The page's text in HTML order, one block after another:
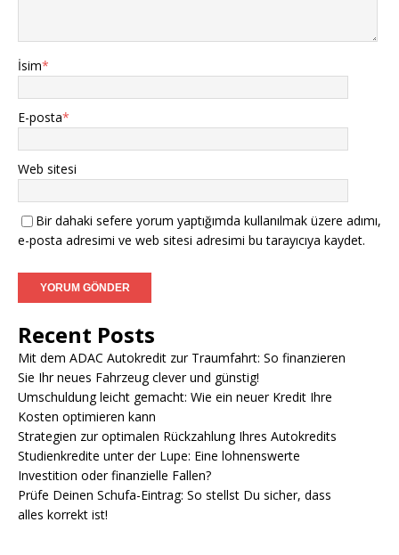
İsim*
E-posta*
Web sitesi
Bir dahaki sefere yorum yaptığımda kullanılmak üzere adımı,
e-posta adresimi ve web sitesi adresimi bu tarayıcıya kaydet.
Recent Posts
Mit dem ADAC Autokredit zur Traumfahrt: So finanzieren
Sie Ihr neues Fahrzeug clever und günstig!
Umschuldung leicht gemacht: Wie ein neuer Kredit Ihre
Kosten optimieren kann
Strategien zur optimalen Rückzahlung Ihres Autokredits
Studienkredite unter der Lupe: Eine lohnenswerte
Investition oder finanzielle Fallen?
Prüfe Deinen Schufa-Eintrag: So stellst Du sicher, dass
alles korrekt ist!